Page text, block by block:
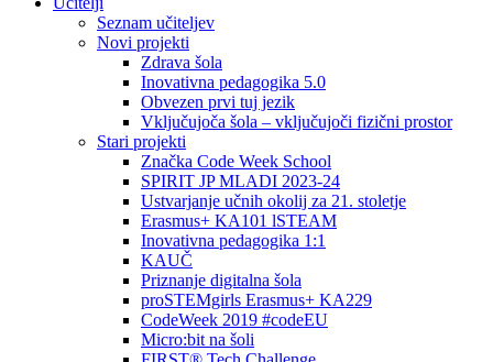
Seznam učiteljev
Novi projekti
Zdrava šola
Inovativna pedagogika 5.0
Obvezen prvi tuj jezik
Vključujoča šola – vključujoči fizični prostor
Stari projekti
Značka Code Week School
SPIRIT JP MLADI 2023-24
Ustvarjanje učnih okolij za 21. stoletje
Erasmus+ KA101 lSTEAM
Inovativna pedagogika 1:1
KAUČ
Priznanje digitalna šola
proSTEMgirls Erasmus+ KA229
CodeWeek 2019 #codeEU
Micro:bit na šoli